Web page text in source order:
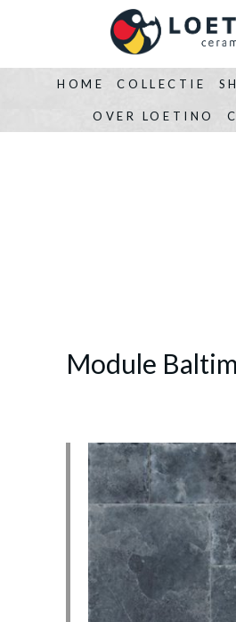
HOME COLLECTIE
OVER LOETINO
Module